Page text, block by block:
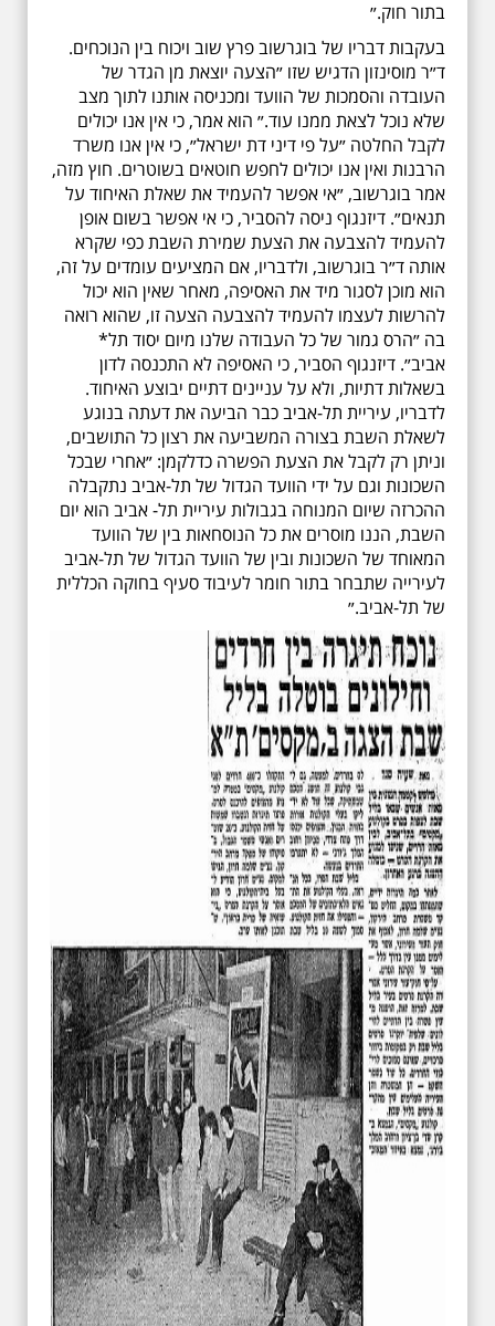
בתור חוק.״
בעקבות דבריו של בוגרשוב פרץ שוב ויכוח בין הנוכחים.
ד״ר מוסינזון הדגיש שזו ״הצעה יוצאת מן הגדר של
העובדה והסמכות של הוועד ומכניסה אותנו לתוך מצב
שלא נוכל לצאת ממנו עוד.״ הוא אמר, כי אין אנו יכולים
לקבל החלטה ״על פי דיני דת ישראל״, כי אין אנו משרד
הרבנות ואין אנו יכולים לחפש חוטאים בשוטרים. חוץ מזה,
אמר בוגרשוב, ״אי אפשר להעמיד את שאלת האיחוד על
תנאים״. דיזנגוף ניסה להסביר, כי אי אפשר בשום אופן
להעמיד להצבעה את הצעת שמירת השבת כפי שקרא
אותה ד״ר בוגרשוב, ולדבריו, אם המציעים עומדים על זה,
הוא מוכן לסגור מיד את האסיפה, מאחר שאין הוא יכול
להרשות לעצמו להעמיד להצבעה הצעה זו, שהוא רואה
בה ״הרס גמור של כל העבודה שלנו מיום יסוד תל*
אביב״. דיזנגוף הסביר, כי האסיפה לא התכנסה לדון
בשאלות דתיות, ולא על עניינים דתיים יבוצע האיחוד.
לדבריו, עיריית תל-אביב כבר הביעה את דעתה בנוגע
לשאלת השבת בצורה המשביעה את רצון כל התושבים,
וניתן רק לקבל את הצעת הפשרה כדלקמן: ״אחרי שבכל
השכונות וגם על ידי הוועד הגדול של תל-אביב נתקבלה
ההכרזה שיום המנוחה בגבולות עיריית תל- אביב הוא יום
השבת, הננו מוסרים את כל הנוסחאות בין של הוועד
המאוחד של השכונות ובין של הוועד הגדול של תל-אביב
לעירייה שתבחר בתור חומר לעיבוד סעיף בחוקה הכללית
של תל-אביב.״